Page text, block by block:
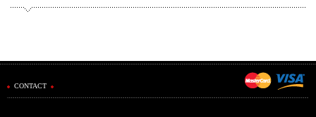
CONTACT